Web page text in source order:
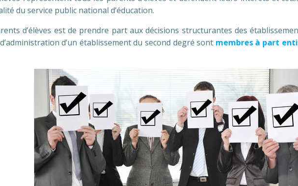
du service public national d’éducation.
d’élèves est de prendre part aux décisions structurantes des
d’un établissement du second degré sont membres à part